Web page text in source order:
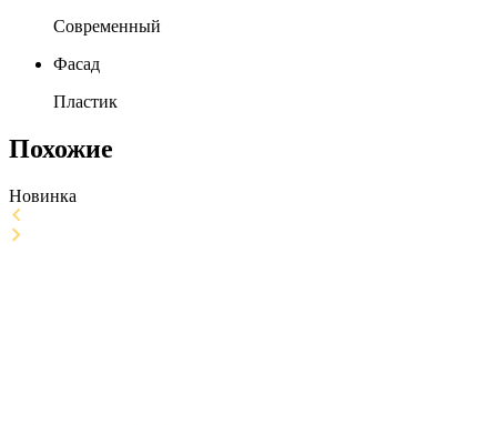
Современный
Фасад
Пластик
Похожие
Новинка